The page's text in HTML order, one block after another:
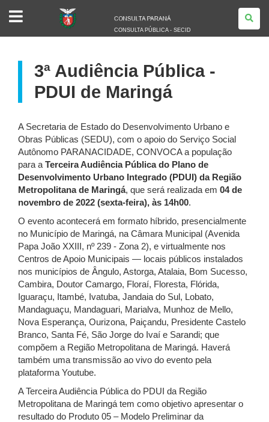
CONSULTA
PÚBLICA
SECID
CONSULTA PÚBLICA - SECID
3ª Audiência Pública -
PDUI de Maringá
A Secretaria de Estado do Desenvolvimento Urbano e
Obras Públicas (SEDU), com o apoio do Serviço Social
Autônomo PARANACIDADE, CONVOCA a população
para a Terceira Audiência Pública do Plano de
Desenvolvimento Urbano Integrado (PDUI) da Região
Metropolitana de Maringá, que será realizada em 04 de
novembro de 2022 (sexta-feira), às 14h00.
O evento acontecerá em formato híbrido, presencialmente
no Município de Maringá, na Câmara Municipal (Avenida
Papa João XXIII, nº 239 - Zona 2), e virtualmente nos
Centros de Apoio Municipais — locais públicos instalados
nos municípios de Ângulo, Astorga, Atalaia, Bom Sucesso,
Cambira, Doutor Camargo, Floraí, Floresta, Flórida,
Iguaraçu, Itambé, Ivatuba, Jandaia do Sul, Lobato,
Mandaguaçu, Mandaguari, Marialva, Munhoz de Mello,
Nova Esperança, Ourizona, Paiçandu, Presidente Castelo
Branco, Santa Fé, São Jorge do Ivaí e Sarandi; que
compõem a Região Metropolitana de Maringá. Haverá
também uma transmissão ao vivo do evento pela
plataforma Youtube.
A Terceira Audiência Pública do PDUI da Região
Metropolitana de Maringá tem como objetivo apresentar o
resultado do Produto 05 – Modelo Preliminar da